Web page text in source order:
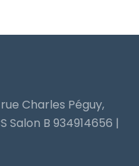
Charles Péguy,
Salon B 934914656 |